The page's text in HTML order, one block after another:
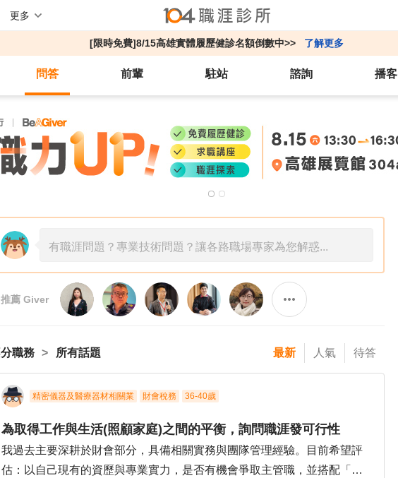
更多
[限時免費]8/15高雄實體履歷健診名額倒數中>> 了解更多
問答 前輩 駐站 諮詢 播客
推薦 Giver
職務 所有話題 最新 人氣 待答
精密儀器及醫療器材相關業 財會稅務 36-40歲
為取得工作與生活(照顧家庭)之間的平衡，詢問職涯發可行性
我過去主要深耕於財會部分，具備相關實務與團隊管理經驗。目前希望評
估：以自己現有的資歷與專業實力，是否有機會爭取主管職，並搭配「每